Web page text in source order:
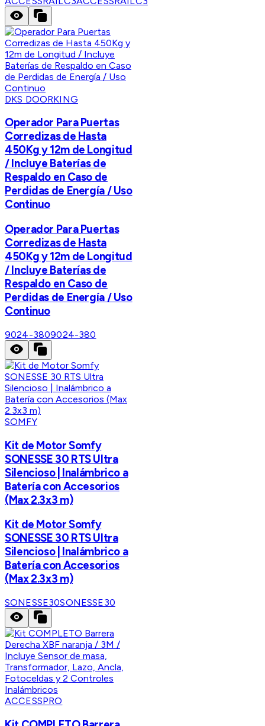
DKS DOORKING
Operador Para Puertas
Corredizas de Hasta
450Kg y 12m de Longitud
/ Incluye Baterías de
Respaldo en Caso de
Perdidas de Energía / Uso
Continuo
Operador Para Puertas
Corredizas de Hasta
450Kg y 12m de Longitud
/ Incluye Baterías de
Respaldo en Caso de
Perdidas de Energía / Uso
Continuo
9024-3809024-380
SOMFY
Kit de Motor Somfy
SONESSE 30 RTS Ultra
Silencioso | Inalámbrico a
Batería con Accesorios
(Max 2.3x3 m)
Kit de Motor Somfy
SONESSE 30 RTS Ultra
Silencioso | Inalámbrico a
Batería con Accesorios
(Max 2.3x3 m)
SONESSE30SONESSE30
ACCESSPRO